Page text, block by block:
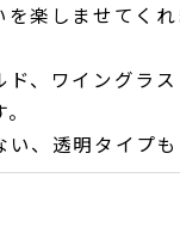
楽しませてくれ
ド、ワイングラ
、透明タイプも